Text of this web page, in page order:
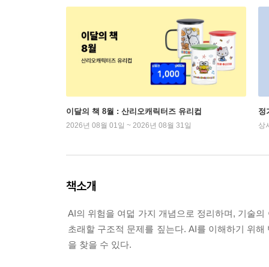
이달의 책 8월 : 산리오캐릭터즈 유리컵
2026년 08월 01일 ~ 2026년 08월 31일
정
상
책소개
AI의 위험을 여덟 가지 개념으로 정리하며, 기술
초래할 구조적 문제를 짚는다. AI를 이해하기 위해
을 찾을 수 있다.